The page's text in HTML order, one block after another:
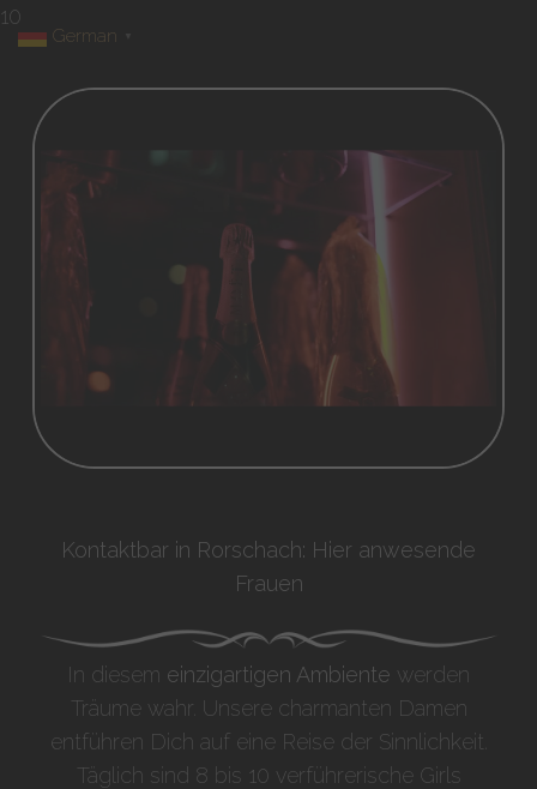
10
Kontaktbar in Rorschach: Hier anwesende
Frauen
In diesem einzigartigen Ambiente werden
Träume wahr. Unsere charmanten Damen
entführen Dich auf eine Reise der Sinnlichkeit.
Täglich sind 8 bis 10 verführerische Girls
German